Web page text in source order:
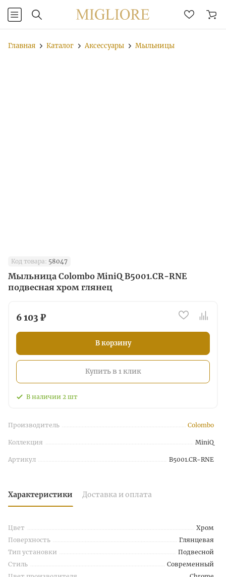
Главная Каталог Аксессуары Мыльницы
Код товара: 58047
Мыльница Colombo MiniQ B5001.CR-RNE
подвесная хром глянец
6 103 ₽
В корзину
Купить в 1 клик
В наличии 2 шт
Производитель Colombo
Коллекция MiniQ
Артикул B5001.CR-RNE
Характеристики Доставка и оплата
Цвет
Хром
Поверхность
Глянцевая
Тип установки
Подвесной
Стиль
Современный